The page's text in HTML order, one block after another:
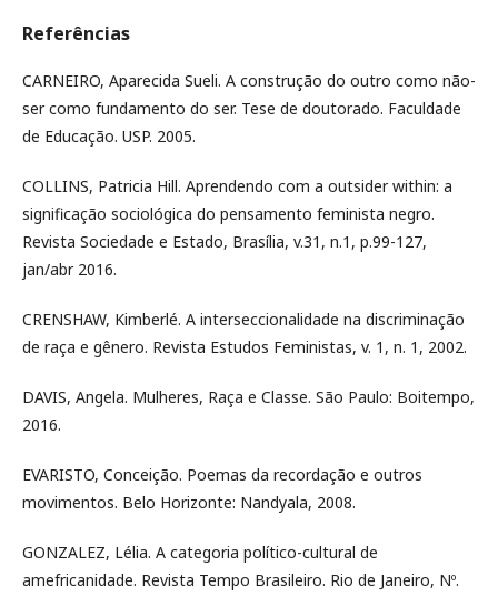
Referências
CARNEIRO, Aparecida Sueli. A construção do outro como não-
ser como fundamento do ser. Tese de doutorado. Faculdade
de Educação. USP. 2005.
COLLINS, Patricia Hill. Aprendendo com a outsider within: a
significação sociológica do pensamento feminista negro.
Revista Sociedade e Estado, Brasília, v.31, n.1, p.99-127,
jan/abr 2016.
CRENSHAW, Kimberlé. A interseccionalidade na discriminação
de raça e gênero. Revista Estudos Feministas, v. 1, n. 1, 2002.
DAVIS, Angela. Mulheres, Raça e Classe. São Paulo: Boitempo,
2016.
EVARISTO, Conceição. Poemas da recordação e outros
movimentos. Belo Horizonte: Nandyala, 2008.
GONZALEZ, Lélia. A categoria político-cultural de
amefricanidade. Revista Tempo Brasileiro. Rio de Janeiro, Nº.